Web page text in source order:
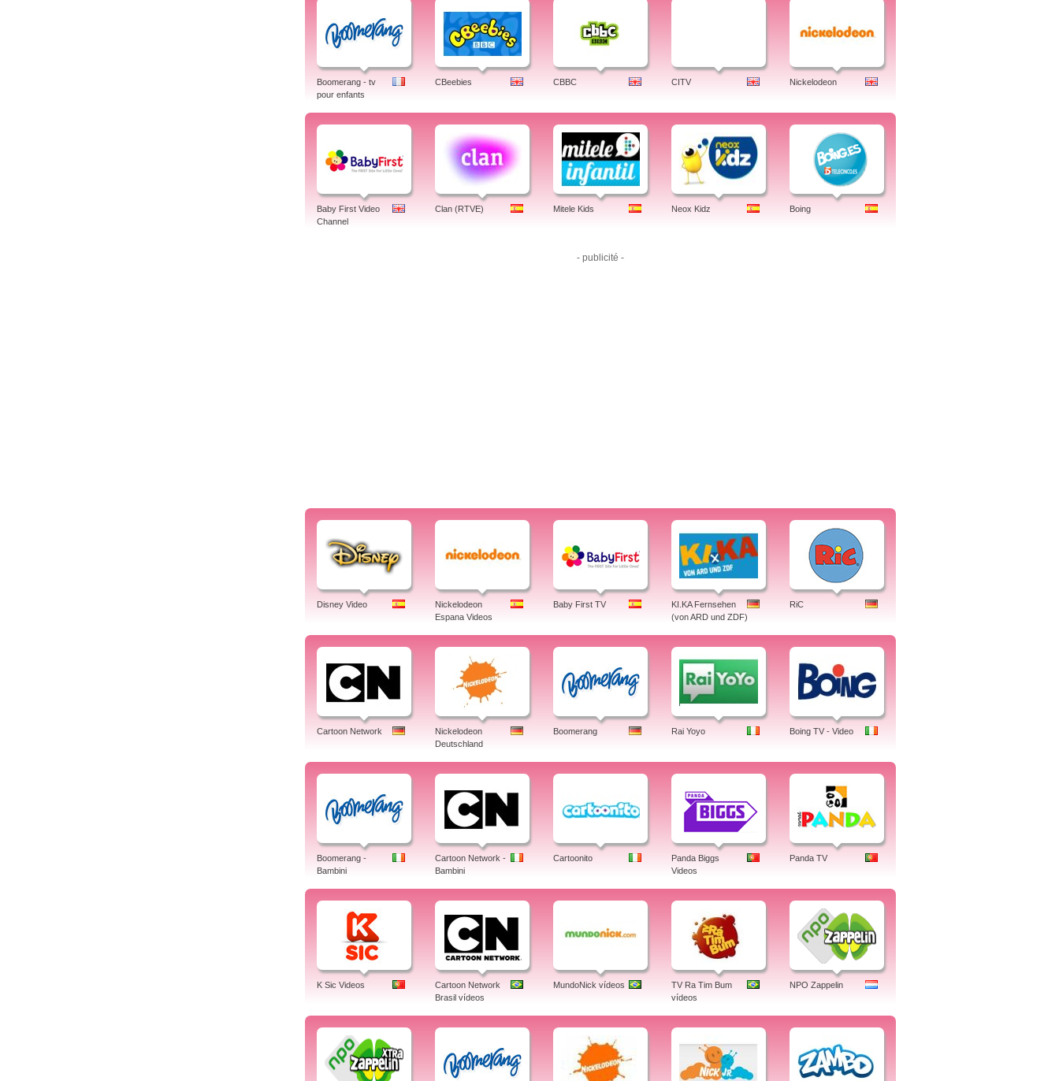
Boomerang - tv
pour enfants
CBeebies CBBC CITV Nickelodeon
Baby First Video
Channel
Clan (RTVE) Mitele Kids Neox Kidz Boing
- publicité -
Disney Video
Nickelodeon
Espana Videos
Baby First TV
KI.KA Fernsehen
(von ARD und ZDF)
RiC
Cartoon Network
Nickelodeon
Deutschland
Boomerang Rai Yoyo Boing TV - Video
Boomerang -
Bambini
Cartoon Network -
Bambini
Cartoonito
Panda Biggs
Videos
Panda TV
K Sic Videos
Cartoon Network
Brasil vídeos
MundoNick vídeos
TV Ra Tim Bum
vídeos
NPO Zappelin